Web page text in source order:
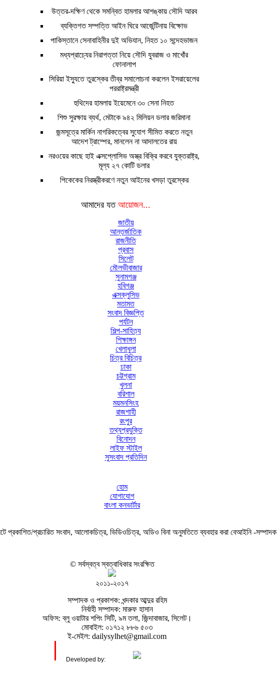
উত্তর-দক্ষিণ থেকে সমন্বিত হামলার আশঙ্কায় সৌদি আরব
ব্যক্তিগত সম্পত্তি আইন ঘিরে আর্জেন্টিনায় বিক্ষোভ
পাকিস্তানে সেনাবাহিনীর দুই অভিযান, নিহত ১০ সন্দেহভাজন
মধ্যপ্রাচ্যের নিরাপত্তা নিয়ে সৌদি যুবরাজ ও মাখোঁর
ফোনালাপ
সিরিয়া ইস্যুতে তুরস্কের তীব্র সমালোচনা করলেন ইসরায়েলের
পররাষ্ট্রমন্ত্রী
হুথিদের হামলায় ইয়েমেনে ৩০ সেনা নিহত
শিশু সুরক্ষায় ব্যর্থ, মেটাকে ৯৪২ মিলিয়ন ডলার জরিমানা
জন্মসূত্রে মার্কিন নাগরিকত্বের সুযোগ সীমিত করতে নতুন
আদেশ ট্রাম্পের, মানলেন না আদালতের রায়
নরওয়ের কাছে হাই এক্সপ্লোসিভ অস্ত্র বিক্রি করবে যুক্তরাষ্ট্র,
মূল্য ২৭ কোটি ডলার
পিকেকের নিরস্ত্রীকরণে নতুন আইনের খসড়া তুরস্কের
আমাদের যত আয়োজন...
জাতীয়
আন্তর্জাতিক
রাজনীতি
প্রবাস
সিলেট
মৌলভীবাজার
সুনামগঞ্জ
হবিগঞ্জ
এক্সক্লুসিভ
মতামত
সংবাদ বিজ্ঞপ্তি
পর্যটন
শিল্প-সাহিত্য
শিক্ষাঙ্গন
খেলাধুলা
চিত্র বিচিত্র
ঢাকা
চট্টগ্রাম
খুলনা
বরিশাল
ময়মনসিংহ
রাজশাহী
রংপুর
তথ্যপ্রযুক্তি
বিনোদন
লাইফ স্টাইল
সুসংবাদ প্রতিদিন
হোম
যোগাযোগ
বাংলা কনভার্টার
প্রকাশিত/প্রচারিত সংবাদ, আলোকচিত্র, ভিডিওচিত্র, অডিও বিনা অনুমতিতে ব্যবহার করা বেআইনি -সম্পাদক
© সর্বস্বত্ব স্বত্বাধিকার সংরক্ষিত
২০১১-২০১৭
সম্পাদক ও প্রকাশক: খন্দকার আব্দুর রহিম
নির্বাহী সম্পাদক: মারুফ হাসান
অফিস: ব্লু ওয়াটার শপিং সিটি, ৯ম তলা, জিন্দাবাজার, সিলেট।
মোবাইল: ০১৭১২ ৮৮৬ ৫০৩
ই-মেইল: dailysylhet@gmail.com
Developed by: